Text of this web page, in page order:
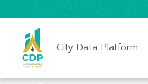
City Data Platform